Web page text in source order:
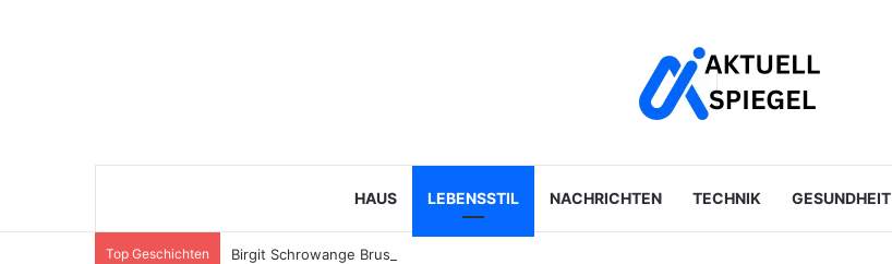
HAUS LEBENSSTIL NACHRICHTEN TECHNIK GESUNDHEIT
Top Geschichten Birgit Schrowange Brustkrebs – Fakten, Gerüchte und die Wahrheit hinter den Spekulationen